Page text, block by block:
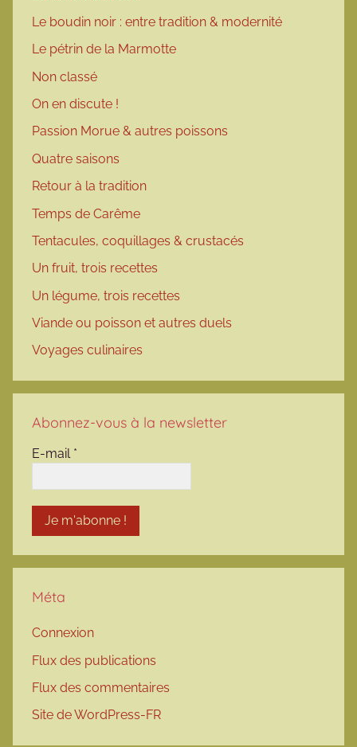
Le boudin noir : entre tradition & modernité
Le pétrin de la Marmotte
Non classé
On en discute !
Passion Morue & autres poissons
Quatre saisons
Retour à la tradition
Temps de Carême
Tentacules, coquillages & crustacés
Un fruit, trois recettes
Un légume, trois recettes
Viande ou poisson et autres duels
Voyages culinaires
Abonnez-vous à la newsletter
E-mail *
Méta
Connexion
Flux des publications
Flux des commentaires
Site de WordPress-FR